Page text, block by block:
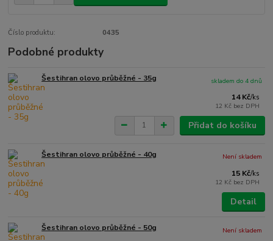
Číslo produktu: 0435
Podobné produkty
Šestihran olovo průběžné - 35g
14 Kč/ks
12 Kč bez DPH
skladem do 4 dnů
Přidat do košíku
Šestihran olovo průběžné - 40g
15 Kč/ks
12 Kč bez DPH
Není skladem
Detail
Šestihran olovo průběžné - 50g
Není skladem